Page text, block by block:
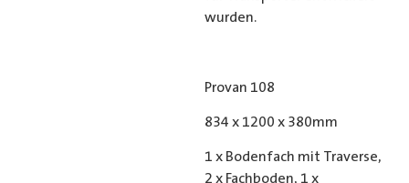
wurden.
Provan 108
834 x 1200 x 380mm
1 x Bodenfach mit Traverse,
2 x Fachboden, 1 x